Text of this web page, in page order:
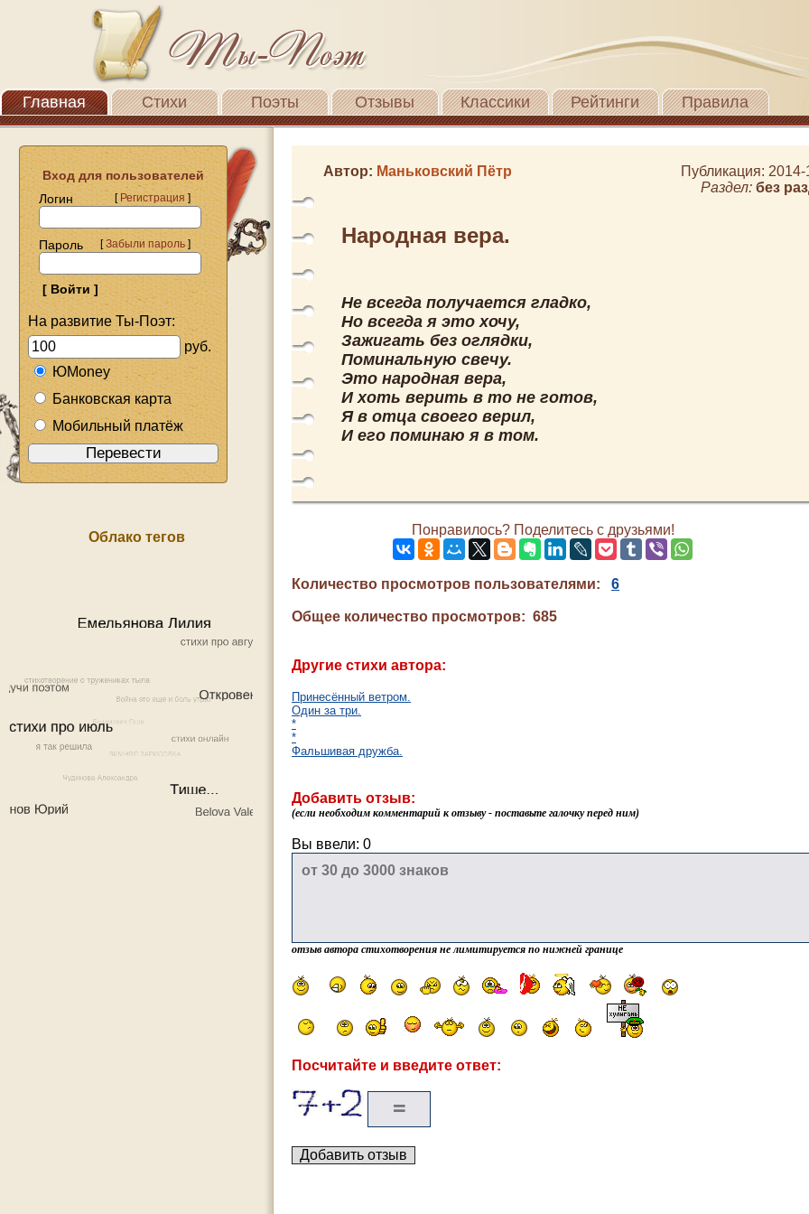
Главная Стихи Поэты Отзывы Классики Рейтинги Правила
Вход для пользователей
Логин
[Регистрация]
Пароль [Забыли пароль]
На развитие Ты-Поэт:
руб.
ЮMoney
Банковская карта
Мобильный платёж
Облако тегов
Автор: Маньковский Пётр
Публикация:
Раздел: без
Народная вера.
Не всегда получается гладко,
Но всегда я это хочу,
Зажигать без оглядки,
Поминальную свечу.
Это народная вера,
И хоть верить в то не готов,
Я в отца своего верил,
И его поминаю я в том.
Понравилось? Поделитесь с друзьями!
Количество просмотров пользователями: 6
Общее количество просмотров: 685
Другие стихи автора:
Принесённый ветром.
Один за три.
*
*
Фальшивая дружба.
Добавить отзыв:
(если необходим комментарий к отзыву - поставьте галочку перед ним)
Вы ввели: 0
отзыв автора стихотворения не лимитируется по нижней границе
Посчитайте и введите ответ: